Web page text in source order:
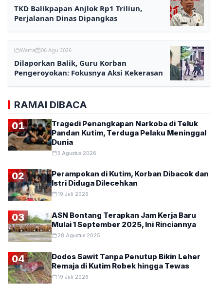
TKD Balikpapan Anjlok Rp1 Triliun,
Perjalanan Dinas Dipangkas
Warta 06 Agu 2026
Dilaporkan Balik, Guru Korban
Pengeroyokan: Fokusnya Aksi Kekerasan
RAMAI DIBACA
01
Tragedi Penangkapan Narkoba di Teluk
Pandan Kutim, Terduga Pelaku Meninggal
Dunia
3 Agustus 2026
02
Perampokan di Kutim, Korban Dibacok dan
Istri Diduga Dilecehkan
19 Juli 2026
03
ASN Bontang Terapkan Jam Kerja Baru
Mulai 1 September 2025, Ini Rinciannya
28 Agustus 2025
04
Dodos Sawit Tanpa Penutup Bikin Leher
Remaja di Kutim Robek hingga Tewas
19 Juli 2026